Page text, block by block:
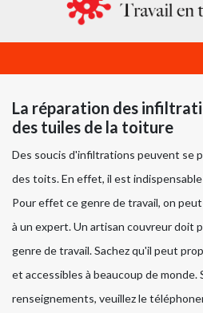
La réparation des
des tuiles de la toiture
Des soucis d'infiltrations peuvent se
des toits. En effet, il est
Pour effet ce genre de travail, on
à un expert. Un artisan couvreur doit
genre de travail. Sachez qu'il peut
et accessibles à beaucoup de monde.
renseignements, veuillez le